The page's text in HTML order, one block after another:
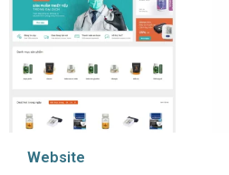
Website